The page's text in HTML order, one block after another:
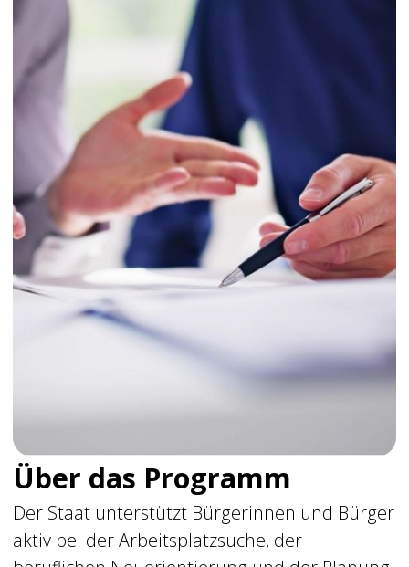
Über das Programm
Der Staat unterstützt Bürgerinnen und Bürger
aktiv bei der Arbeitsplatzsuche, der
beruflichen Neuorientierung und der Planung
von Start-ups.
Eine der effektivsten Formen dieser
Unterstützung ist derAktivierungs- und
Vermittlungsgutschein (AVGS). Mit diesem
Gutschein können Sie ein individuelles
Coachingvollständig kostenlosabsolvieren.
Wie funktioniert das?Die Agentur für
Arbeit oder das Jobcenter übernehmen
aller anfallenden Kosten
Nebenkosten, wie z. B. Ihre Fahrtkosten,
Unsere Schwerpunkte im
Coaching
Psychologie trifft Business – klar, praxisnah,
wirksam